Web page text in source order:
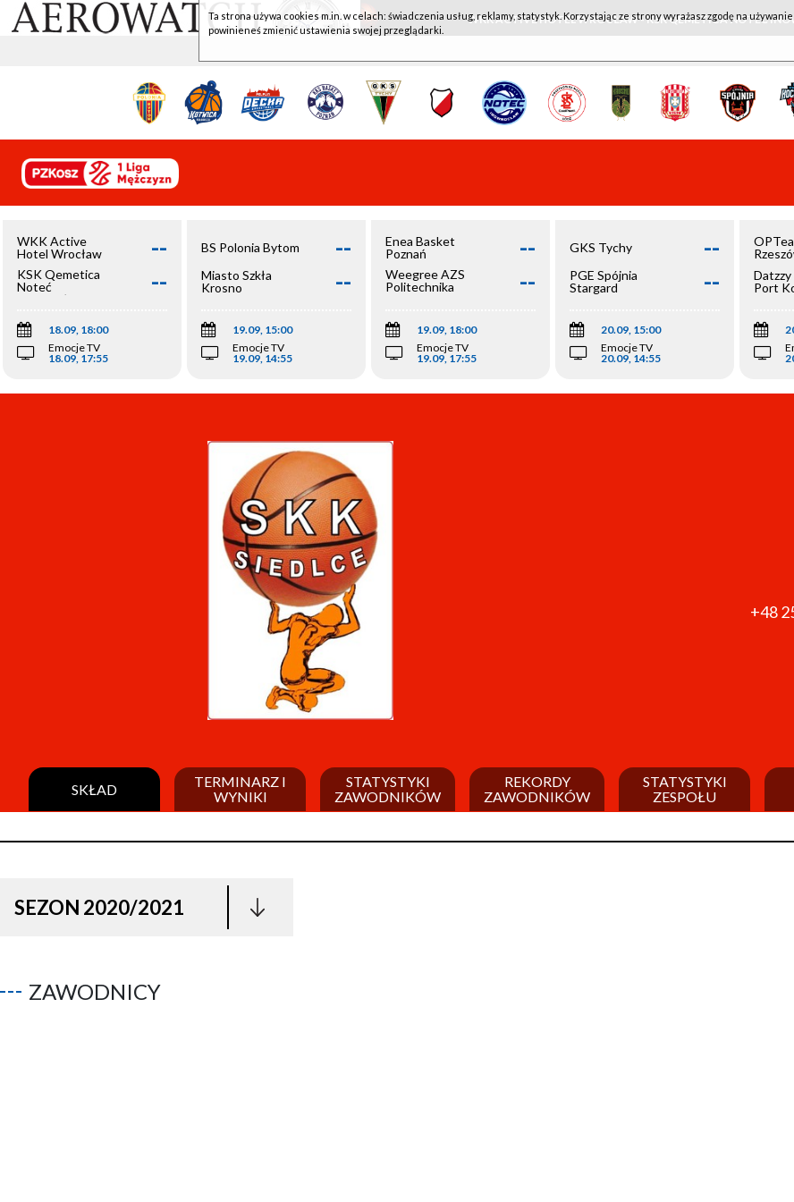
WKK ACTIVE HOTEL WROCŁAW - KSK QEMETICA NOTEĆ
WKK Active
Hotel Wrocław
--
KSK Qemetica
Noteć
Inowrocław
--
18.09, 18:00
Emocje TV
18.09, 17:55
BS Polonia Bytom --
Miasto Szkła
Krosno
--
19.09, 15:00
Emocje TV
19.09, 14:55
Enea Basket
Poznań
--
Weegree AZS
Politechnika
--
19.09, 18:00
Emocje TV
19.09, 17:55
GKS Tychy --
PGE Spójnia
Stargard
--
20.09, 15:00
Emocje TV
20.09, 14:55
Port
+48
SKŁAD
TERMINARZ I
WYNIKI
STATYSTYKI
ZAWODNIKÓW
REKORDY
ZAWODNIKÓW
STATYSTYKI
ZESPOŁU
SEZON 2020/2021
ZAWODNICY
Ta strona używa cookies m.in. w celach: świadczenia usług, reklamy, statystyk. Korzystając ze strony wyrażasz zgodę na
powinieneś zmienić ustawienia swojej przeglądarki.